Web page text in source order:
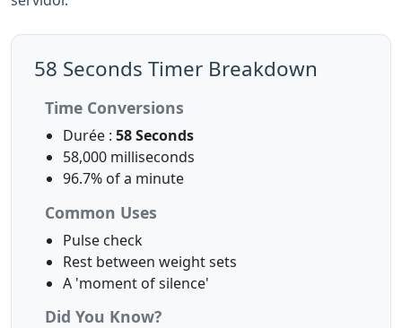
58 Seconds Timer Breakdown
Time Conversions
Durée : 58 Seconds
58,000 milliseconds
96.7% of a minute
Common Uses
Pulse check
Rest between weight sets
A 'moment of silence'
Did You Know?